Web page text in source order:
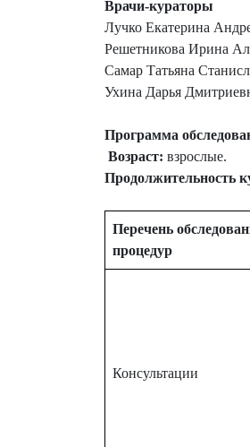
Врачи-кураторы
Лучко Екатерина
Решетникова Ирина
Самар Татьяна
Ухина Дарья
Программа
Возраст: взрослые.
Продолжительность
Перечень
процедур
Консультации